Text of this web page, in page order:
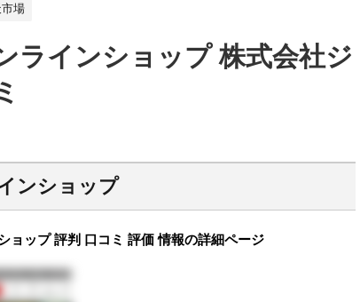
場
ラインショップ 株式会社ジ
ンショップ
ョップ 評判 口コミ 評価 情報の詳細ページ